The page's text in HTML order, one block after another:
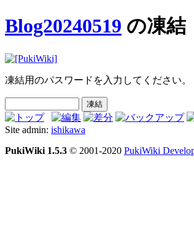
Blog20240519 の凍結
凍結用のパスワードを入力してください。
Site admin: ishikawa
PukiWiki 1.5.3 © 2001-2020 PukiWiki